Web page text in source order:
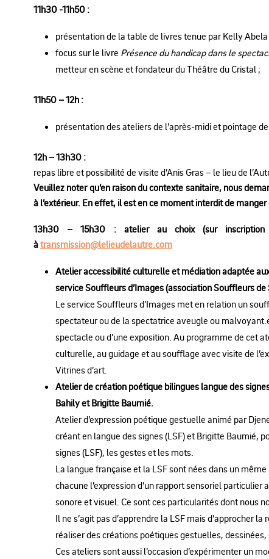
11h30 -11h50 :
présentation de la table de livres tenue par Kelly
focus sur le livre Présence du handicap dans le
metteur en scène et fondateur du Théâtre du Cristal ;
11h50 – 12h :
présentation des ateliers de l’après-midi et pointage
12h – 13h30 :
repas libre et possibilité de visite d’Anis Gras – le lieu de
Veuillez noter qu’en raison du contexte sanitaire, nous
à l’extérieur. En effet, il est en ce moment interdit de
13h30 – 15h30 : atelier au choix (sur
àtransmission@lelieudelautre.com
Atelier accessibilité culturelle et médiation adaptée
service Souffleurs d’Images (association Souffleurs
Le service Souffleurs d’Images met en relation un
spectateur ou de la spectatrice aveugle ou
spectacle ou d’une exposition. Au programme de cet
culturelle, au guidage et au soufflage avec visite de
Vitrines d’art.
Atelier de création poétique bilingues langue des
Bahily et Brigitte Baumié.
Atelier d’expression poétique gestuelle animé par
créant en langue des signes (LSF) et Brigitte Baumié,
signes (LSF), les gestes et les mots.
La langue française et la LSF sont nées dans un
chacune l’expression d’un rapport sensoriel
sonore et visuel. Ce sont ces particularités dont nous
Il ne s’agit pas d’apprendre la LSF mais d’approcher
réaliser des créations poétiques gestuelles, dessinées,
Ces ateliers sont aussi l’occasion d’expérimenter un